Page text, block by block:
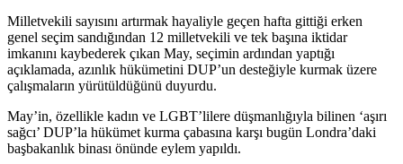
Milletvekili sayısını artırmak hayaliyle geçen hafta gittiği erken
genel seçim sandığından 12 milletvekili ve tek başına iktidar
imkanını kaybederek çıkan May, seçimin ardından yaptığı
açıklamada, azınlık hükümetini DUP’un desteğiyle kurmak üzere
çalışmaların yürütüldüğünü duyurdu.
May’in, özellikle kadın ve LGBT’lilere düşmanlığıyla bilinen ‘aşırı
sağcı’ DUP’la hükümet kurma çabasına karşı bugün Londra’daki
başbakanlık binası önünde eylem yapıldı.